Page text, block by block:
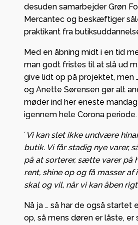
desuden samarbejder Grøn
Mercantec og beskæftiger
praktikant fra
Med en åbning midt i en tid
man godt fristes til at slå ud
give lidt op på projektet, men
og Anette Sørensen gør alt
møder ind her eneste
igennem hele Corona periode.
´ Vi kan slet ikke undvære
butik. Vi får stadig nye varer,
på at sorterer, sætte varer på
rent, shine op og få masser af
skal og vil, når vi kan åben
Nå ja … så har de også startet
op, så mens døren er låste,